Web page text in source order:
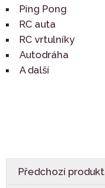
Ping Pong
RC auta
RC vrtulníky
Autodráha
A další
Předchozí produkt